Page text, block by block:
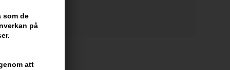
som de
på
att
etc. här